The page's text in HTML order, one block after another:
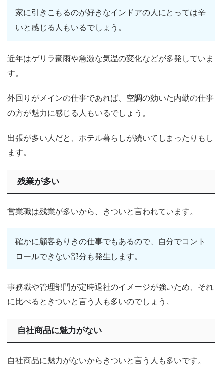
家に引きこもるのが好きなインドアの人にとっては辛
いと感じる人もいるでしょう。
近年はゲリラ豪雨や急激な気温の変化などが多発していま
す。
外回りがメインの仕事であれば、空調の効いた内勤の仕事
の方が魅力に感じる人もいるでしょう。
出張が多い人だと、ホテル暮らしが続いてしまったりもし
ます。
残業が多い
営業職は残業が多いから、きついと言われています。
確かに顧客ありきの仕事でもあるので、自分でコント
ロールできない部分も発生します。
事務職や管理部門が定時退社のイメージが強いため、それ
に比べるときついと言う人も多いのでしょう。
自社商品に魅力がない
自社商品に魅力がないからきついと言う人も多いです。